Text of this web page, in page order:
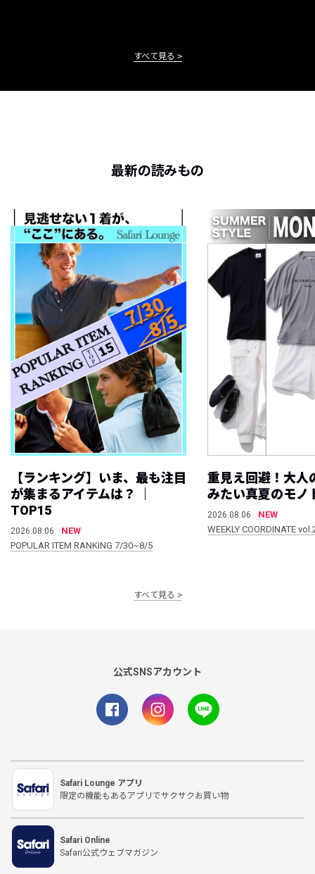
すべて見る
最新の読みもの
【ランキング】いま、最も注目
が集まるアイテムは？ ｜
TOP15
2026.08.06
NEW
POPULAR ITEM RANKING 7/30~8/5
重見え回避！大人
みたい真夏のモノ
2026.08.06
NEW
WEEKLY COORDINATE
すべて見る
公式SNSアカウント
Safari Lounge アプリ
限定の機能もあるアプリでサクサクお買い物
Safari Online
Safari公式ウェブマガジン